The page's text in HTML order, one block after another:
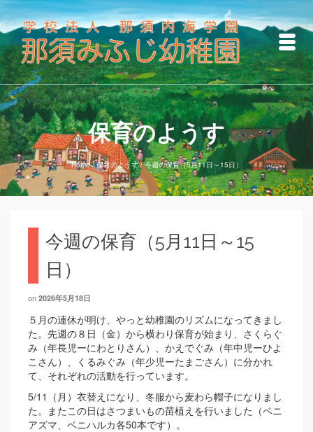
保育のようす
Home / 保育のようす / 今週の保育（5月11日～15日）
今週の保育（5月11日～15
日）
on 2026年5月18日
５月の連休が明け、やっと幼稚園のリズムになってきまし
た。先週の８日（金）から横わり保育が始まり、さくらぐ
み（年長児ーにわとりさん）、かえでぐみ（年中児ーひよ
こさん）、くるみぐみ（年少児ーたまごさん）に分かれ
て、それぞれの活動を行っています。
5/11（月）衣替えになり、冬服から麦わら帽子になりまし
た。またこの日はさつまいもの苗植えを行いました（ベニ
アズマ、ベニハルカ各50本です）。